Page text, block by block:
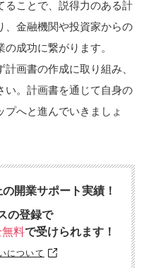
ることで、説得力のある計
、金融機関や投資家からの
成功に繋がります。
画書の作成に取り組み、
い。計画書を通じて自身の
へと進んでいきましょ
開業サポート実績！
の登録で
料で受けられます！
について